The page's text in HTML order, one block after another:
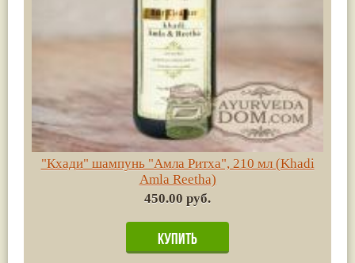
"Кхади" шампунь "Амла Ритха", 210 мл (Khadi
Amla Reetha)
450.00 руб.